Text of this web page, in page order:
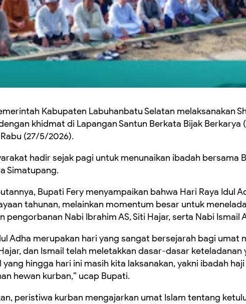
Kabupaten Labuhanbatu Selatan melaksanakan
khidmat di Lapangan Santun Berkata Bijak Berkarya
(27/5/2026).
hadir sejak pagi untuk menunaikan ibadah bersama
Simatupang.
Bupati Fery menyampaikan bahwa Hari Raya Idul
tahunan, melainkan momentum besar untuk
pengorbanan Nabi Ibrahim AS, Siti Hajar, serta Nabi Ismail
Adha merupakan hari yang sangat bersejarah bagi umat
dan Ismail telah meletakkan dasar-dasar keteladanan
hingga hari ini masih kita laksanakan, yakni ibadah
hewan kurban,” ucap Bupati.
peristiwa kurban mengajarkan umat Islam tentang